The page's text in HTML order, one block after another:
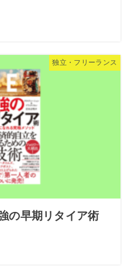
独立・フリーランス
の早期リタイア術